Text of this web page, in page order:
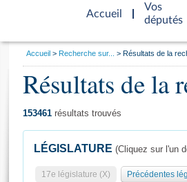
Accueil
d'accueil
Vos
députés
Général
Vous
Accueil Recherche sur... Résultats de la
Résultats de la
153461 résultats trouvés
LÉGISLATURE (Cliquez sur l'un
17e législature (X) Précédentes